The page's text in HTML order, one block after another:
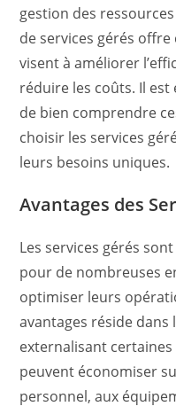
gestion des
de services gérés
visent à améliorer
réduire les coûts. Il
de bien comprendre
choisir les services
leurs besoins uniques.
Avantages des
Les services gérés
pour de nombreuses
optimiser leurs
avantages réside dans
externalisant
peuvent économiser
personnel, aux